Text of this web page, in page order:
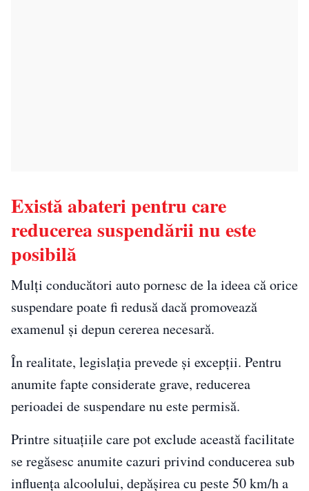
Există abateri pentru care
reducerea suspendării nu este
posibilă
Mulți conducători auto pornesc de la ideea că orice
suspendare poate fi redusă dacă promovează
examenul și depun cererea necesară.
În realitate, legislația prevede și excepții. Pentru
anumite fapte considerate grave, reducerea
perioadei de suspendare nu este permisă.
Printre situațiile care pot exclude această facilitate
se regăsesc anumite cazuri privind conducerea sub
influența alcoolului, depășirea cu peste 50 km/h a